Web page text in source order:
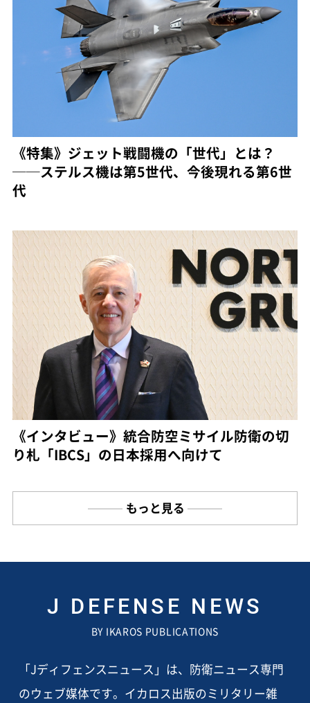
《特集》ジェット戦闘機の「世代」とは？
──ステルス機は第5世代、今後現れる第6世
代
《インタビュー》統合防空ミサイル防衛の切
り札「IBCS」の日本採用へ向けて
もっと見る
J DEFENSE NEWS
BY IKAROS PUBLICATIONS
「Jディフェンスニュース」は、防衛ニュース専門
のウェブ媒体です。イカロス出版のミリタリー雑